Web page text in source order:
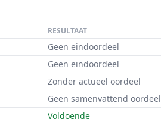
RESULTAAT
Geen eindoordeel
Geen eindoordeel
Zonder actueel oordeel
Geen samenvattend oordeel
Voldoende